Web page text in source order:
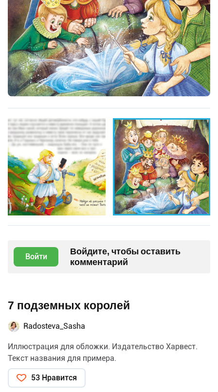
Войти
Войдите, чтобы оставить
комментарий
7 подземных королей
Radosteva_Sasha
Иллюстрация для обложки. Издательство Харвест.
Текст названия для примера.
53 Нравится